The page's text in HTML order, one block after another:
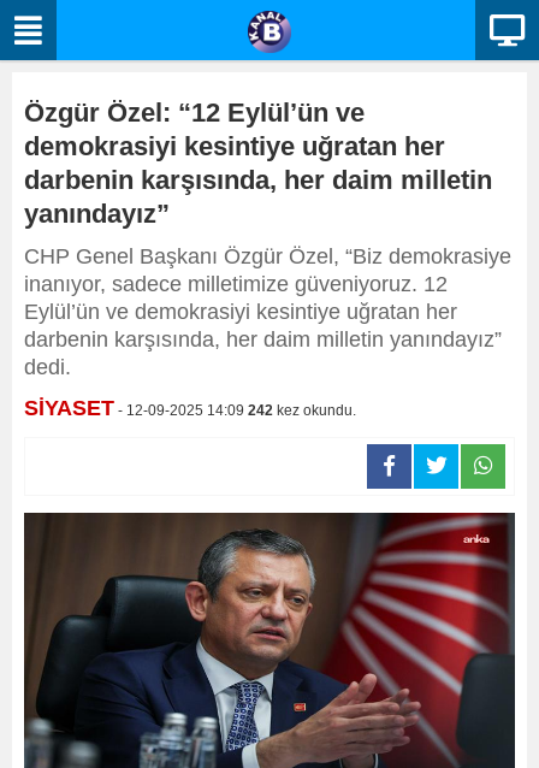
Özgür Özel: “12 Eylül’ün ve
demokrasiyi kesintiye uğratan her
darbenin karşısında, her daim milletin
yanındayız”
CHP Genel Başkanı Özgür Özel, “Biz demokrasiye
inanıyor, sadece milletimize güveniyoruz. 12
Eylül’ün ve demokrasiyi kesintiye uğratan her
darbenin karşısında, her daim milletin yanındayız”
dedi.
SİYASET - 12-09-2025 14:09 242 kez okundu.